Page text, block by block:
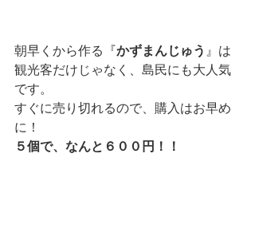
朝早くから作る『かずまんじゅう 』は
観光客だけじゃなく、島民にも大人気
です。
すぐに売り切れるので、購入はお早め
に！
５個で、なんと６００円！！